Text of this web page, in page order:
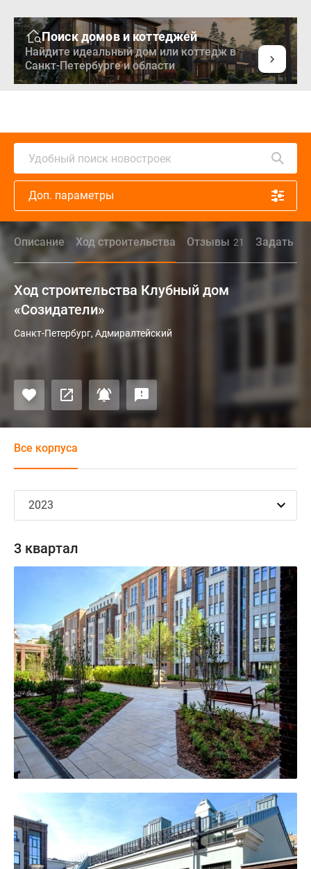
Поиск домов и коттеджей
Найдите идеальный дом или коттедж в
Санкт-Петербурге и области
Удобный поиск новостроек
Доп. параметры
Описание Ход строительства Отзывы 21 Задать
Ход строительства Клубный дом
«Созидатели»
Санкт-Петербург, Адмиралтейский
Все корпуса
3 квартал